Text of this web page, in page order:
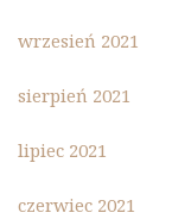
wrzesień 2021
sierpień 2021
lipiec 2021
czerwiec 2021